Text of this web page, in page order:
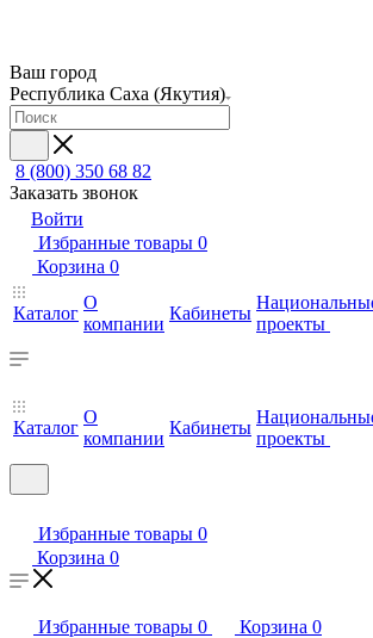
Ваш город
Республика Саха (Якутия)
8 (800) 350 68 82
Заказать звонок
Войти
Избранные товары 0
Корзина 0
Каталог
О
компании
Кабинеты
проекты
Каталог
О
компании
Кабинеты
проекты
Избранные товары 0
Корзина 0
Избранные товары 0 Корзина 0